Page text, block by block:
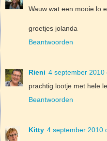
Wauw wat een mooie lo
groetjes jolanda
Beantwoorden
Rieni 4 september 2010
prachtig lootje met hele
Beantwoorden
Kitty 4 september 2010